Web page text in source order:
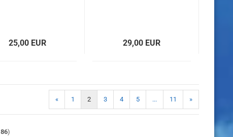
25,00 EUR 29,00 EUR
« 1 2 3 4 5 ... 11 »
86)